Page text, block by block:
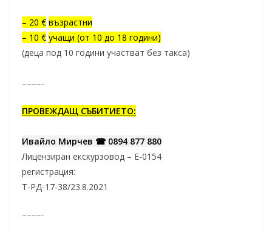
– 20 € възрастни
– 10 € учащи (от 10 до 18 години)
(деца под 10 години участват без такса)
––––-
ПРОВЕЖДАЩ СЪБИТИЕТО:
Ивайло Мирчев ☎ 0894 877 880
Лицензиран екскурзовод – Е-0154
регистрация:
Т-РД-17-38/23.8.2021
––––-